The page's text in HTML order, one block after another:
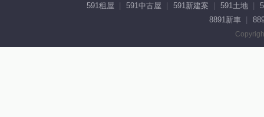
591租屋 591中古屋 591新建案 591土地
8891新車